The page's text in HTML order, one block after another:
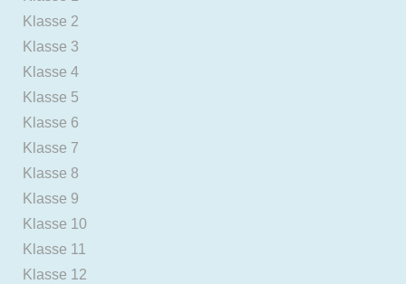
Klasse 2
Klasse 3
Klasse 4
Klasse 5
Klasse 6
Klasse 7
Klasse 8
Klasse 9
Klasse 10
Klasse 11
Klasse 12